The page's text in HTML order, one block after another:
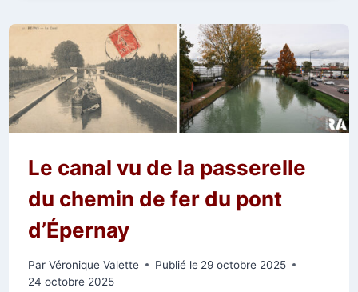
GRANDE
GUERRE
Le canal vu de la passerelle
du chemin de fer du pont
d’Épernay
Par Véronique Valette Publié le 29 octobre 2025
24 octobre 2025